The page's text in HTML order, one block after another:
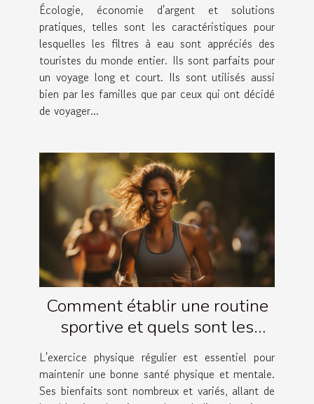
Écologie, économie d'argent et solutions
pratiques, telles sont les caractéristiques pour
lesquelles les filtres à eau sont appréciés des
touristes du monde entier. Ils sont parfaits pour
un voyage long et court. Ils sont utilisés aussi
bien par les familles que par ceux qui ont décidé
de voyager...
Comment établir une routine
sportive et quels sont les
avantages ?
L'exercice physique régulier est essentiel pour
maintenir une bonne santé physique et mentale.
Ses bienfaits sont nombreux et variés, allant de